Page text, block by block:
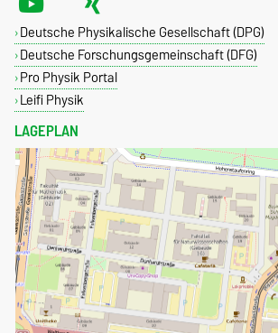
Deutsche Physikalische Gesellschaft (DPG)
Deutsche Forschungsgemeinschaft (DFG)
Pro Physik Portal
Leifi Physik
LAGEPLAN